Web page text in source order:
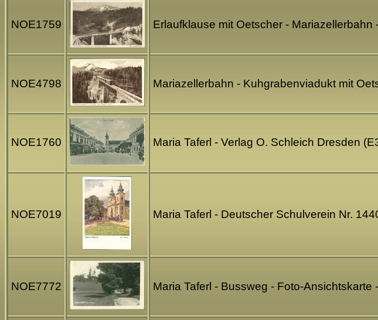
NOE1759 Erlaufklause mit Oetscher -
NOE4798 Mariazellerbahn - Kuhgrabenviadukt mit
NOE1760 Maria Taferl - Verlag O. Schleich Dresden
NOE7019 Maria Taferl - Deutscher Schulverein Nr.
NOE7772 Maria Taferl - Bussweg - Foto-Ansichtskarte